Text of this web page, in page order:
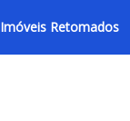
Imóveis Retomados